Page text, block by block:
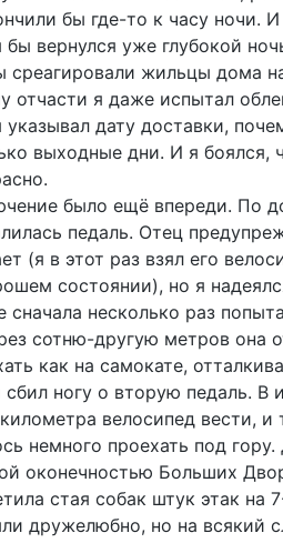
бы где-то к часу ночи.
бы вернулся уже глубокой
среагировали жильцы дома
отчасти я даже испытал
указывал дату доставки,
выходные дни. И я боялся,
было ещё впереди. По
педаль. Отец
(я в этот раз взял его
состоянии), но я
сначала несколько раз
сотню-другую метров она
как на самокате,
ногу о вторую педаль. В
велосипед вести, и
немного проехать под гору.
оконечностью Больших
стая собак штук этак на
дружелюбно, но на всякий